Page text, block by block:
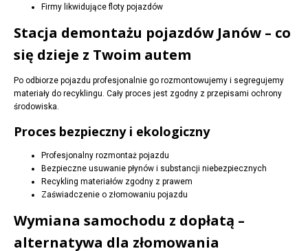
Firmy likwidujące floty pojazdów
Stacja demontażu pojazdów Janów – co
się dzieje z Twoim autem
Po odbiorze pojazdu profesjonalnie go rozmontowujemy i segregujemy
materiały do recyklingu. Cały proces jest zgodny z przepisami ochrony
środowiska.
Proces bezpieczny i ekologiczny
Profesjonalny rozmontaż pojazdu
Bezpieczne usuwanie płynów i substancji niebezpiecznych
Recykling materiałów zgodny z prawem
Zaświadczenie o złomowaniu pojazdu
Wymiana samochodu z dopłatą –
alternatywa dla złomowania